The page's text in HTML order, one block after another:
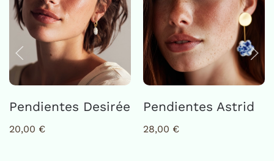
Pendientes Desirée
20,00 €
Pendientes Astrid
28,00 €